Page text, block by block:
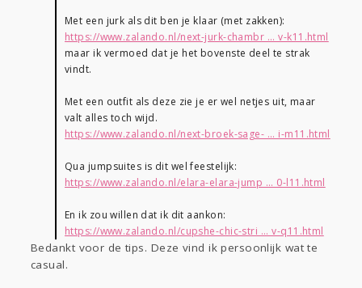
Met een jurk als dit ben je klaar (met zakken):
https://www.zalando.nl/next-jurk-chambr ... v-k11.html
maar ik vermoed dat je het bovenste deel te strak
vindt.
Met een outfit als deze zie je er wel netjes uit, maar
valt alles toch wijd.
https://www.zalando.nl/next-broek-sage- ... i-m11.html
Qua jumpsuites is dit wel feestelijk:
https://www.zalando.nl/elara-elara-jump ... 0-l11.html
En ik zou willen dat ik dit aankon:
https://www.zalando.nl/cupshe-chic-stri ... v-q11.html
Bedankt voor de tips. Deze vind ik persoonlijk wat te
casual.